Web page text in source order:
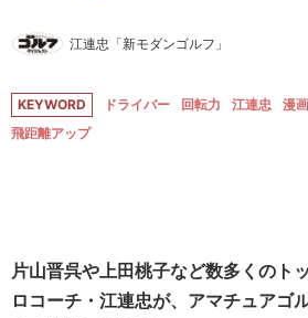
江連忠「新モダンゴルフ」
KEYWORD ドライバー 回転力 江連忠 漫画
飛距離アップ
片山晋呉や上田桃子など数多くのト
ロコーチ・江連忠が、アマチュアゴ